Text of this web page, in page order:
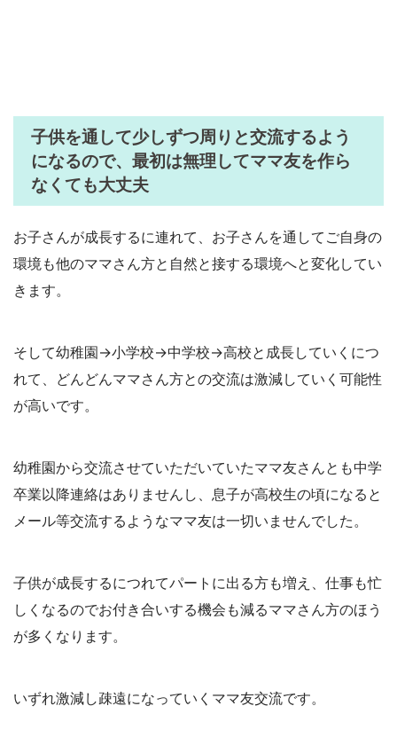
子供を通して少しずつ周りと交流するよう
になるので、最初は無理してママ友を作ら
なくても大丈夫
お子さんが成長するに連れて、お子さんを通してご自身の
環境も他のママさん方と自然と接する環境へと変化してい
きます。
そして幼稚園→小学校→中学校→高校と成長していくにつ
れて、どんどんママさん方との交流は激減していく可能性
が高いです。
幼稚園から交流させていただいていたママ友さんとも中学
卒業以降連絡はありませんし、息子が高校生の頃になると
メール等交流するようなママ友は一切いませんでした。
子供が成長するにつれてパートに出る方も増え、仕事も忙
しくなるのでお付き合いする機会も減るママさん方のほう
が多くなります。
いずれ激減し疎遠になっていくママ友交流です。